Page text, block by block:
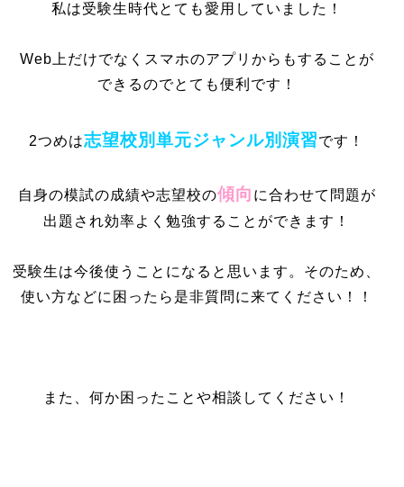
私は受験生時代とても愛用していました！
Web上だけでなくスマホのアプリからもすることが
できるのでとても便利です！
2つめは志望校別単元ジャンル別演習です！
自身の模試の成績や志望校の傾向 に合わせて問題が
出題され効率よく勉強することができます！
受験生は今後使うことになると思います。そのため、
使い方などに困ったら是非質問に来てください！！
また、何か困ったことや相談してください！